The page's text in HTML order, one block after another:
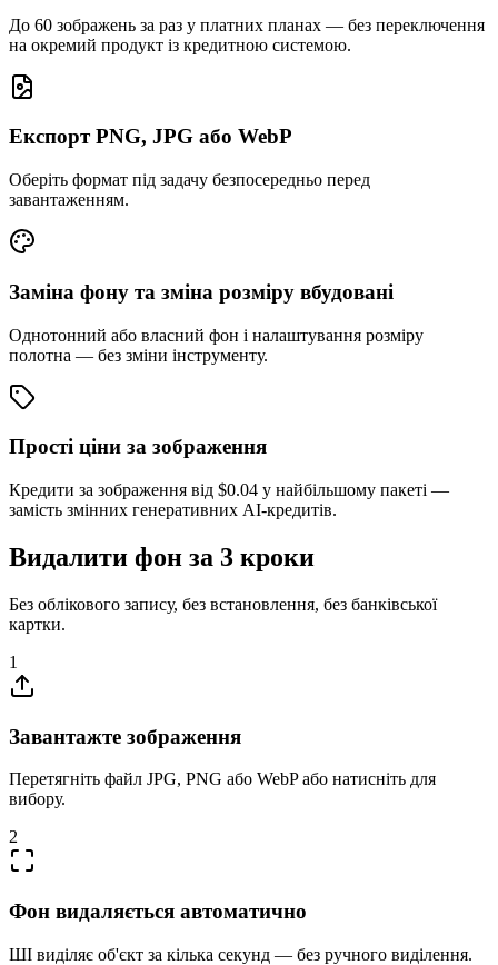
До 60 зображень за раз у платних планах — без переключення
на окремий продукт із кредитною системою.
Експорт PNG, JPG або WebP
Оберіть формат під задачу безпосередньо перед
завантаженням.
Заміна фону та зміна розміру вбудовані
Однотонний або власний фон і налаштування розміру
полотна — без зміни інструменту.
Прості ціни за зображення
Кредити за зображення від $0.04 у найбільшому пакеті —
замість змінних генеративних AI-кредитів.
Видалити фон за 3 кроки
Без облікового запису, без встановлення, без банківської
картки.
1
Завантажте зображення
Перетягніть файл JPG, PNG або WebP або натисніть для
вибору.
2
Фон видаляється автоматично
ШІ виділяє об'єкт за кілька секунд — без ручного виділення.